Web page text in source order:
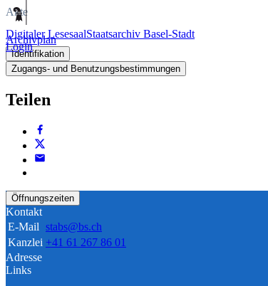
Digitaler LesesaalStaatsarchiv Basel-Stadt
Login
Akte
Archivplan
Identifikation
Zugangs- und Benutzungsbestimmungen
Teilen
Öffnungszeiten
Kontakt
E-Mail stabs@bs.ch
Kanzlei +41 61 267 86 01
Adresse
Links